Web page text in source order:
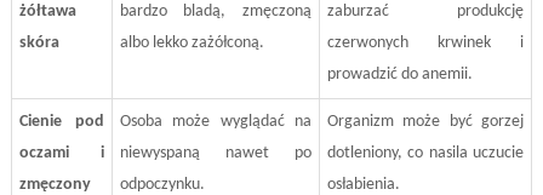
żółtawa
skóra
bardzo bladą, zmęczoną
albo lekko zażółconą.
zaburzać produkcję
czerwonych krwinek i
prowadzić do anemii.
Cienie pod
oczami i
zmęczony
Osoba może wyglądać na
niewyspaną nawet po
odpoczynku.
Organizm może być gorzej
dotleniony, co nasila uczucie
osłabienia.